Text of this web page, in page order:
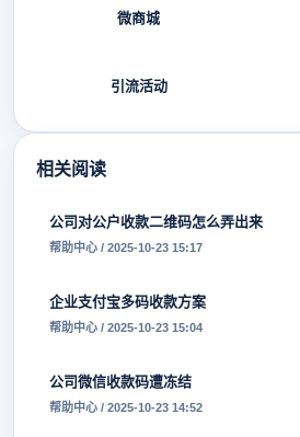
微商城
引流活动
相关阅读
公司对公户收款二维码怎么弄出来
帮助中心 / 2025-10-23 15:17
企业支付宝多码收款方案
帮助中心 / 2025-10-23 15:04
公司微信收款码遭冻结
帮助中心 / 2025-10-23 14:52